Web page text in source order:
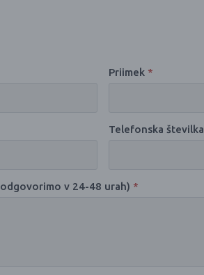
Priimek *
Telefonska številka
v 24-48 urah) *